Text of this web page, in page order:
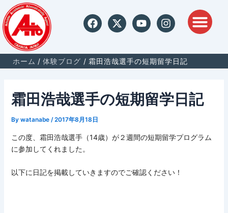
容
を
ス
キ
F
a
c
b
o
X
-
t
i
t
r
Y
o
u
u
b
I
n
s
a
g
m
ホーム 体験ブログ 霜田浩哉選手の短期留学日記
霜田浩哉選手の短期留学日記
By watanabe /2017年8月18日
この度、霜田浩哉選手（14歳）が２週間の短期留学プログラム
に参加してくれました。
以下に日記を掲載していきますのでご確認ください！